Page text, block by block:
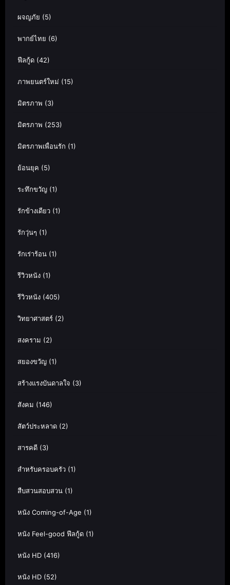
ผจญภัย (5)
พากย์ไทย (6)
ฟีลกู้ด (42)
ภาพยนตร์ใหม่ (15)
มิตรภาพ (3)
มิตรภาพ (253)
มิตรภาพเพื่อนรัก (1)
ย้อนยุค (5)
ระทึกขวัญ (1)
รักข้างเดียว (1)
รักวุ่นๆ (1)
รักเร่าร้อน (1)
รีวิวหนัง (1)
รีวิวหนัง (405)
วิทยาศาสตร์ (2)
สงคราม (2)
สยองขวัญ (1)
สร้างแรงบันดาลใจ (3)
สังคม (146)
สัตว์ประหลาด (2)
สารคดี (3)
สำหรับครอบครัว (1)
สืบสวนสอบสวน (1)
หนัง Coming-of-Age (1)
หนัง Feel-good ฟีลกู้ด (1)
หนัง HD (416)
หนัง HD (52)